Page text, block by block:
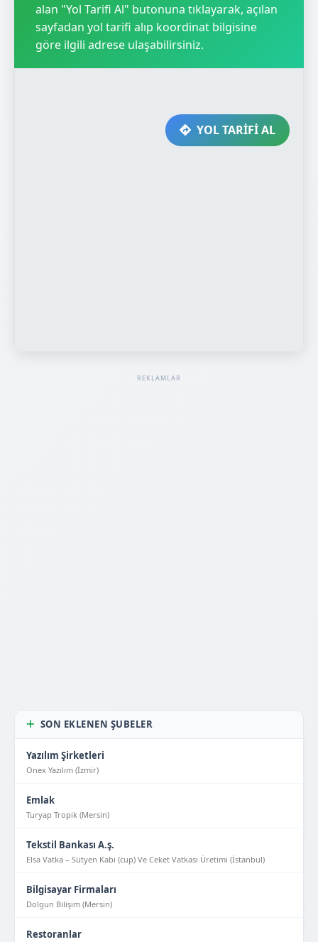
alan "Yol Tarifi Al" butonuna tıklayarak, açılan
sayfadan yol tarifi alıp koordinat bilgisine
göre ilgili adrese ulaşabilirsiniz.
YOL TARİFİ AL
REKLAMLAR
SON EKLENEN ŞUBELER
Yazılım Şirketleri
Onex Yazılım (İzmir)
Emlak
Turyap Tropik (Mersin)
Tekstil Bankası A.ş.
Elsa Vatka – Sütyen Kabı (cup) Ve Ceket Vatkası Üretimi (İstanbul)
Bilgisayar Firmaları
Dolgun Bilişim (Mersin)
Restoranlar